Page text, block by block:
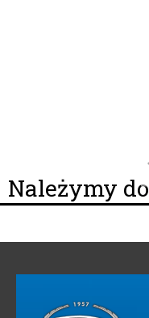
Należymy do